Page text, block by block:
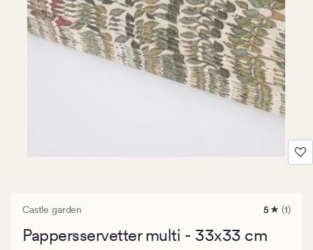
Castle garden
1
med
5 (1)
Pappersservetter multi - 33x33 cm